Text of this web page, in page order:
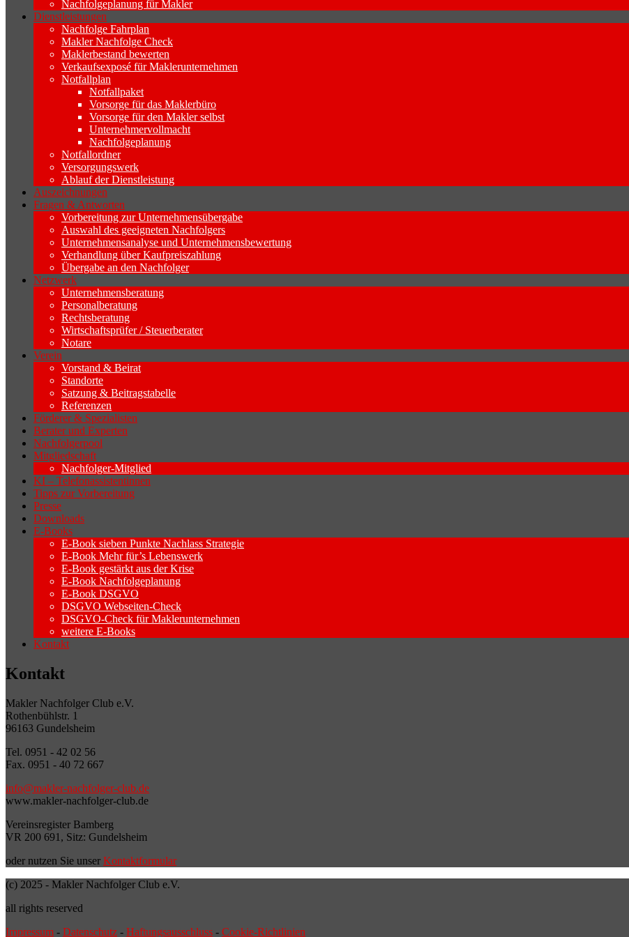
Nachfolgeplanung für Makler
Dienstleistungen
Nachfolge Fahrplan
Makler Nachfolge Check
Maklerbestand bewerten
Verkaufsexposé für Maklerunternehmen
Notfallplan
Notfallpaket
Vorsorge für das Maklerbüro
Vorsorge für den Makler selbst
Unternehmervollmacht
Nachfolgeplanung
Notfallordner
Versorgungswerk
Ablauf der Dienstleistung
Auszeichnungen
Fragen & Antworten
Vorbereitung zur Unternehmensübergabe
Auswahl des geeigneten Nachfolgers
Unternehmensanalyse und Unternehmensbewertung
Verhandlung über Kaufpreiszahlung
Übergabe an den Nachfolger
Netzwerk
Unternehmensberatung
Personalberatung
Rechtsberatung
Wirtschaftsprüfer / Steuerberater
Notare
Verein
Vorstand & Beirat
Standorte
Satzung & Beitragstabelle
Referenzen
Förderer & Spezialisten
Berater und Experten
Nachfolgerpool
Mitgliedschaft
Nachfolger-Mitglied
KI – Telefonassistentinnen
Tipps zur Vorbereitung
Presse
Downloads
E-Books
E-Book sieben Punkte Nachlass Strategie
E-Book Mehr für’s Lebenswerk
E-Book gestärkt aus der Krise
E-Book Nachfolgeplanung
E-Book DSGVO
DSGVO Webseiten-Check
DSGVO-Check für Maklerunternehmen
weitere E-Books
Kontakt
Kontakt
Makler Nachfolger Club e.V.
Rothenbühlstr. 1
96163 Gundelsheim
Tel. 0951 - 42 02 56
Fax. 0951 - 40 72 667
info@makler-nachfolger-club.de
www.makler-nachfolger-club.de
Vereinsregister Bamberg
VR 200 691, Sitz: Gundelsheim
oder nutzen Sie unser Kontaktformular
(c) 2025 - Makler Nachfolger Club e.V.
all rights reserved
Impressum - Datenschutz - Haftungsausschluss - Cookie-Richtlinien